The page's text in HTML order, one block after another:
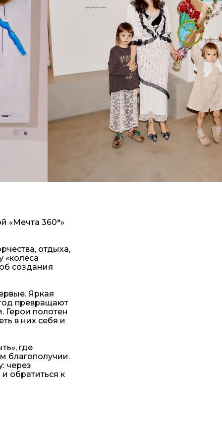
«Мечта 360°»
отдыха,
«колеса
создания
Яркая
превращают
Герои полотен
в них себя и
где
благополучии.
через
обратиться к